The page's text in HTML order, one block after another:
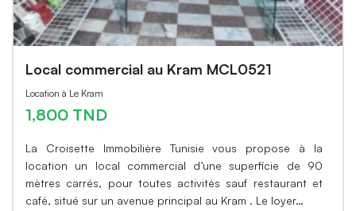
Local commercial au Kram MCL0521
Location à Le Kram
1,800 TND
La Croisette Immobilière Tunisie vous propose à la
location un local commercial d’une superficie de 90
mètres carrés, pour toutes activités sauf restaurant et
café, situé sur un avenue principal au Kram . Le loyer…